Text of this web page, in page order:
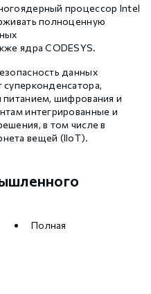
процессор Intel
полноценную
ядра CODESYS.
данных
питанием, шифрования и
интегрированные и
в том числе в
вещей (IIoT).
Полная
WoMaster
(высоковольтные
(Modbus RTU, с
(Modbus RTU, с
контуром